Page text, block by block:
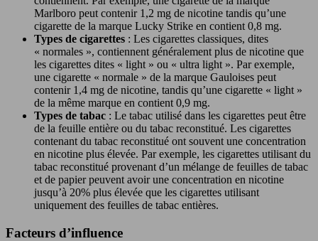
Marlboro peut contenir 1,2 mg de nicotine tandis qu’une
cigarette de la marque Lucky Strike en contient 0,8 mg.
Types de cigarettes : Les cigarettes classiques, dites
« normales », contiennent généralement plus de nicotine que
les cigarettes dites « light » ou « ultra light ». Par exemple,
une cigarette « normale » de la marque Gauloises peut
contenir 1,4 mg de nicotine, tandis qu’une cigarette « light »
de la même marque en contient 0,9 mg.
Types de tabac : Le tabac utilisé dans les cigarettes peut être
de la feuille entière ou du tabac reconstitué. Les cigarettes
contenant du tabac reconstitué ont souvent une concentration
en nicotine plus élevée. Par exemple, les cigarettes utilisant du
tabac reconstitué provenant d’un mélange de feuilles de tabac
et de papier peuvent avoir une concentration en nicotine
jusqu’à 20% plus élevée que les cigarettes utilisant
uniquement des feuilles de tabac entières.
Facteurs d’influence